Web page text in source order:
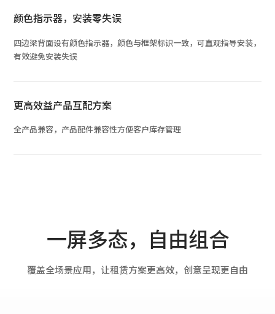
颜色指示器，安装零失误
四边梁背面设有颜色指示器，颜色与框架标识一致，可直观指导安装，
有效避免安装失误
更高效益产品互配方案
全产品兼容，产品配件兼容性方便客户库存管理
一屏多态，自由组合
覆盖全场景应用，让租赁方案更高效，创意呈现更自由